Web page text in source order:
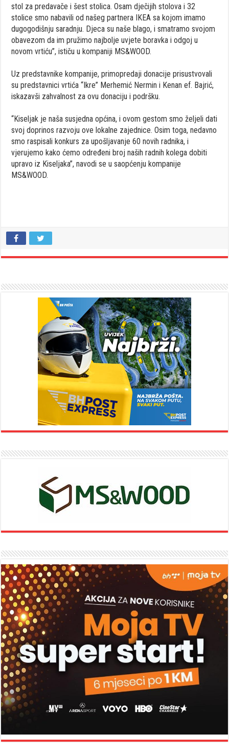
stol za predavače i šest stolica. Osam dječijih stolova i 32
stolice smo nabavili od našeg partnera IKEA sa kojom imamo
dugogodišnju saradnju. Djeca su naše blago, i smatramo svojom
obavezom da im pružimo najbolje uvjete boravka i odgoj u
novom vrtiću”, ističu u kompaniji MS&WOOD.
Uz predstavnike kompanije, primopredaji donacije prisustvovali
su predstavnici vrtića “Ikre” Merhemić Nermin i Kenan ef. Bajrić,
iskazavši zahvalnost za ovu donaciju i podršku.
“Kiseljak je naša susjedna općina, i ovom gestom smo željeli dati
svoj doprinos razvoju ove lokalne zajednice. Osim toga, nedavno
smo raspisali konkurs za upošljavanje 60 novih radnika, i
vjerujemo kako ćemo određeni broj naših radnih kolega dobiti
upravo iz Kiseljaka”, navodi se u saopćenju kompanije
MS&WOOD.